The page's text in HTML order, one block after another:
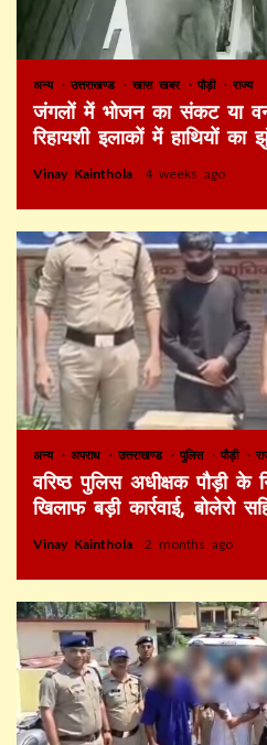
अन्य उत्तराखण्ड खास खबर पौड़ी राज्य
जंगलों में भोजन का संकट या वन
रिहायशी इलाकों में हाथियों का
Vinay Kainthola 4 weeks ago
अन्य अपराध उत्तराखण्ड पुलिस पौड़ी
वरिष्ठ पुलिस अधीक्षक पौड़ी के
खिलाफ बड़ी कार्रवाई, बोलेरो
Vinay Kainthola 2 months ago